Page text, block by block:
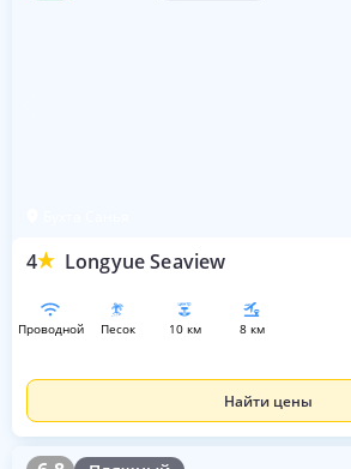
4 Longyue Seaview
проводной песок 10 км 8 км
Найти цены
6.8